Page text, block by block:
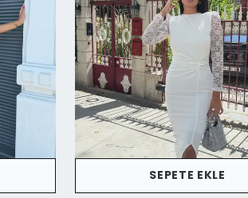
SEPETE EKLE